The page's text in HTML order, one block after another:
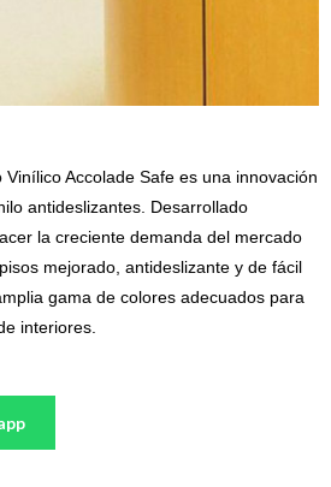
Vinílico Accolade Safe es una innovación
antideslizantes. Desarrollado
la creciente demanda del mercado
mejorado, antideslizante y de fácil
gama de colores adecuados para
interiores.